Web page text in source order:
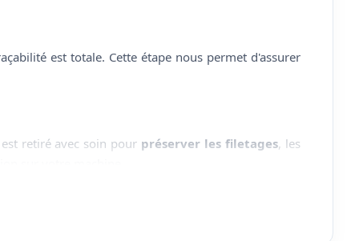
est totale. Cette étape nous permet d'assurer
retiré avec soin pour préserver les filetages, les